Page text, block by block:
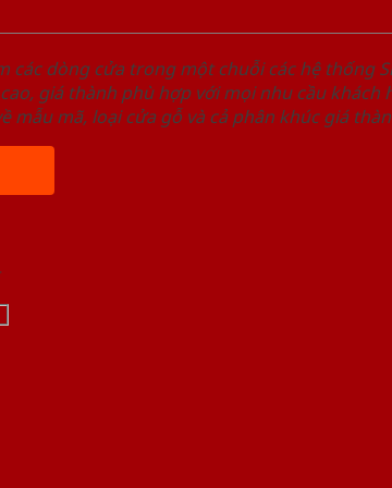
các dòng cửa trong một chuỗi các hệ thống
giá thành phù hợp với mọi nhu cầu khách
mẫu mã, loại cửa gỗ và cả phân khúc giá